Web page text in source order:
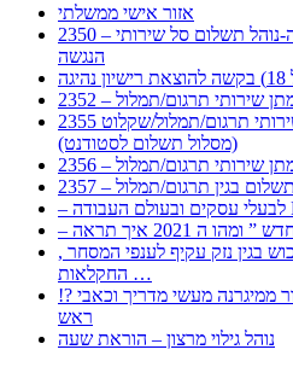
אזור אישי ממשלתי
2350 – מידע לסטודנט עם לקות שמיעה-נוהל תשלום סל שירותי
הנגשה
למתן שירותי תרגום/תמלול
2355 דרישה לתשלום עבור מתן שירותי תרגום/תמלול/שקלוט
(מסלול תשלום לסטודנט)
מתן שירותי תרגום/תמלול
תשלום בגין תרגום/תמלול
ה 2021 איך תראה
, התעשייה , פיצויי מס רכוש בגין נזק עקיף לענפי המסחר
החקלאות …
!? איך להפרד מהמיגרנה לשחרור ממיגרנה מעשי מדריך וכאבי
ראש
נוהל גילוי מרצון – הוראת שעה